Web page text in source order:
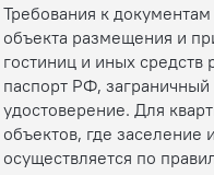
Требования к документам
объекта размещения и
гостиниц и иных
паспорт РФ,
удостоверение. Для
объектов, где заселение
осуществляется по